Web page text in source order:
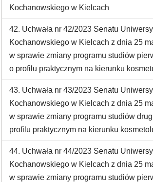
Kochanowskiego w Kielcach
42. Uchwała nr 42/2023 Senatu
Kochanowskiego w Kielcach z dnia 25
w sprawie zmiany programu studiów
o profilu praktycznym na kierunku
43. Uchwała nr 43/2023 Senatu
Kochanowskiego w Kielcach z dnia 25
w sprawie zmiany programu studiów
profilu praktycznym na kierunku
44. Uchwała nr 44/2023 Senatu
Kochanowskiego w Kielcach z dnia 25
w sprawie zmiany programu studiów